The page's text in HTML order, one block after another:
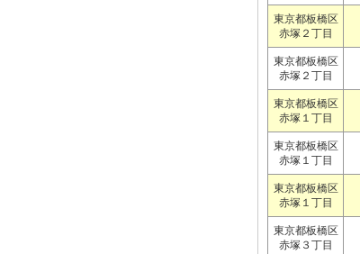
東京都板橋区
赤塚２丁目
東京都板橋区
赤塚２丁目
東京都板橋区
赤塚１丁目
東京都板橋区
赤塚１丁目
東京都板橋区
赤塚１丁目
東京都板橋区
赤塚３丁目